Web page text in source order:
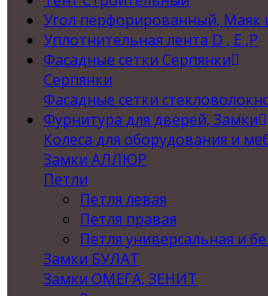
Угол перфорированный, Маяк
Уплотнительная лента D , Е ,P
Фасадные сетки Серпянки
Серпянки
Фасадные сетки
Фурнитура для дверей, Замки
Колеса для оборудования и
Замки АЛЛЮР
Петли
Петля левая
Петля правая
Петля универсальная и
Замки БУЛАТ
Замки ОМЕГА, ЗЕНИТ